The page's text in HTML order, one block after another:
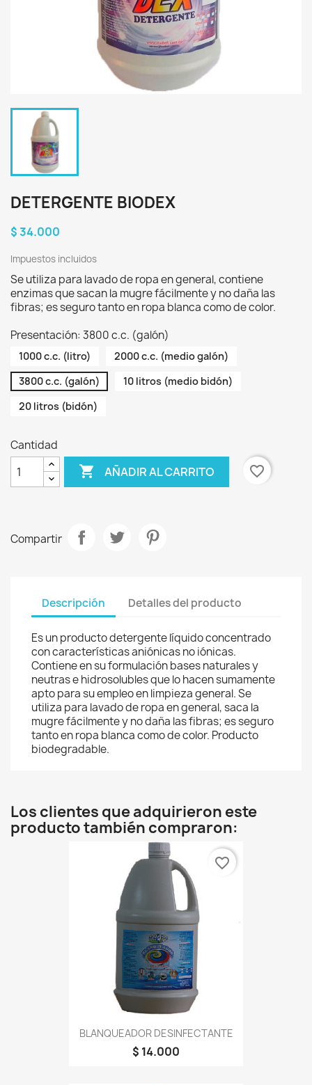
DETERGENTE BIODEX
$ 34.000
Impuestos incluidos
Se utiliza para lavado de ropa en general, contiene
enzimas que sacan la mugre fácilmente y no daña las
fibras; es seguro tanto en ropa blanca como de color.
Presentación: 3800 c.c. (galón)
1000 c.c. (litro)
2000 c.c. (medio galón)
3800 c.c. (galón)
10 litros (medio bidón)
20 litros (bidón)
Cantidad
 AÑADIR AL CARRITO favorite_border
Compartir
Descripción Detalles del producto
Es un producto detergente líquido concentrado
con características aniónicas no iónicas.
Contiene en su formulación bases naturales y
neutras e hidrosolubles que lo hacen sumamente
apto para su empleo en limpieza general. Se
utiliza para lavado de ropa en general, saca la
mugre fácilmente y no daña las fibras; es seguro
tanto en ropa blanca como de color. Producto
biodegradable.
Los clientes que adquirieron este
producto también compraron:
BLANQUEADOR DESINFECTANTE
$ 14.000
favorite_border